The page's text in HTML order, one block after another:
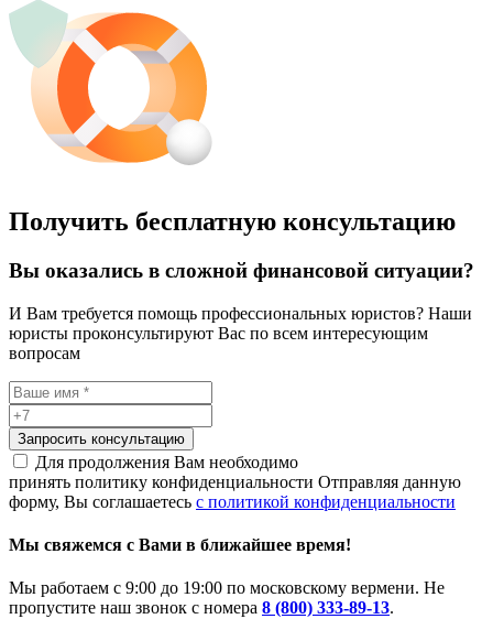
Получить бесплатную консультацию
Вы оказались в сложной финансовой ситуации?
И Вам требуется помощь профессиональных юристов? Наши
юристы проконсультируют Вас по всем интересующим
вопросам
Запросить консультацию
Для продолжения Вам необходимо
принять политику конфиденциальности Отправляя данную
форму, Вы соглашаетесь с политикой конфиденциальности
Мы свяжемся с Вами в ближайшее время!
Мы работаем с 9:00 до 19:00 по московскому вермени. Не
пропустите наш звонок с номера 8 (800) 333-89-13.